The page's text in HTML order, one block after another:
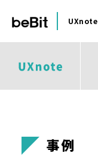
UXnote
事例